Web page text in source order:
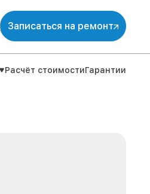
Записаться на ремонт
Расчёт стоимостиГарантии